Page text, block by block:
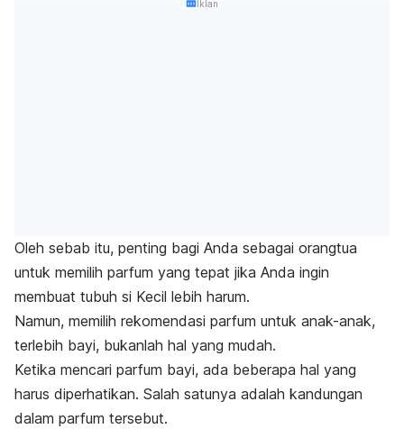
Iklan
Oleh sebab itu, penting bagi Anda sebagai orangtua
untuk memilih parfum yang tepat jika Anda ingin
membuat tubuh si Kecil lebih harum.
Namun, memilih rekomendasi parfum untuk anak-anak,
terlebih bayi, bukanlah hal yang mudah.
Ketika mencari parfum bayi, ada beberapa hal yang
harus diperhatikan. Salah satunya adalah kandungan
dalam parfum tersebut.